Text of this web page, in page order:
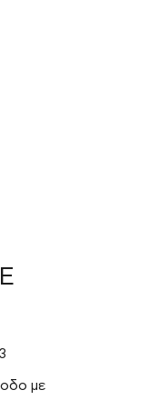
με